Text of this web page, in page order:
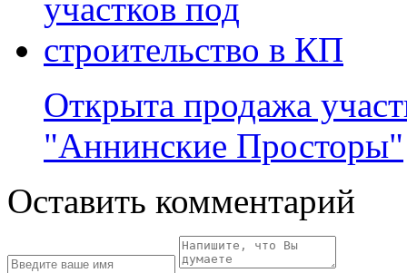
Открыта продажа
"Аннинские Просторы"
Оставить комментарий